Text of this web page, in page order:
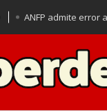
ANFP admite error
La U se aferra a la
Brasil anuncia a